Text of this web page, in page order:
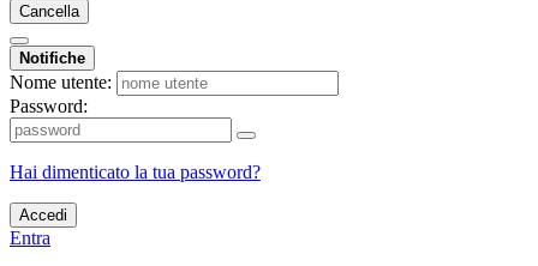
Cancella
Notifiche
Nome utente:
Password:
Hai dimenticato la tua password?
Accedi
Entra